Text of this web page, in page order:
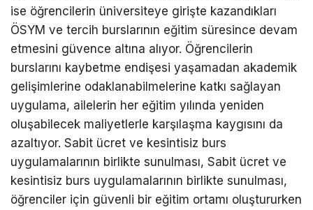
ise öğrencilerin üniversiteye girişte kazandıkları
ÖSYM ve tercih burslarının eğitim süresince devam
etmesini güvence altına alıyor. Öğrencilerin
burslarını kaybetme endişesi yaşamadan akademik
gelişimlerine odaklanabilmelerine katkı sağlayan
uygulama, ailelerin her eğitim yılında yeniden
oluşabilecek maliyetlerle karşılaşma kaygısını da
azaltıyor. Sabit ücret ve kesintisiz burs
uygulamalarının birlikte sunulması, Sabit ücret ve
kesintisiz burs uygulamalarının birlikte sunulması,
öğrenciler için güvenli bir eğitim ortamı oluştururken